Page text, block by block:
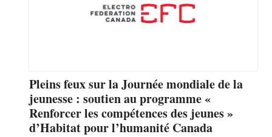
Pleins feux sur la Journée mondiale de la
jeunesse : soutien au programme «
Renforcer les compétences des jeunes »
d’Habitat pour l’humanité Canada